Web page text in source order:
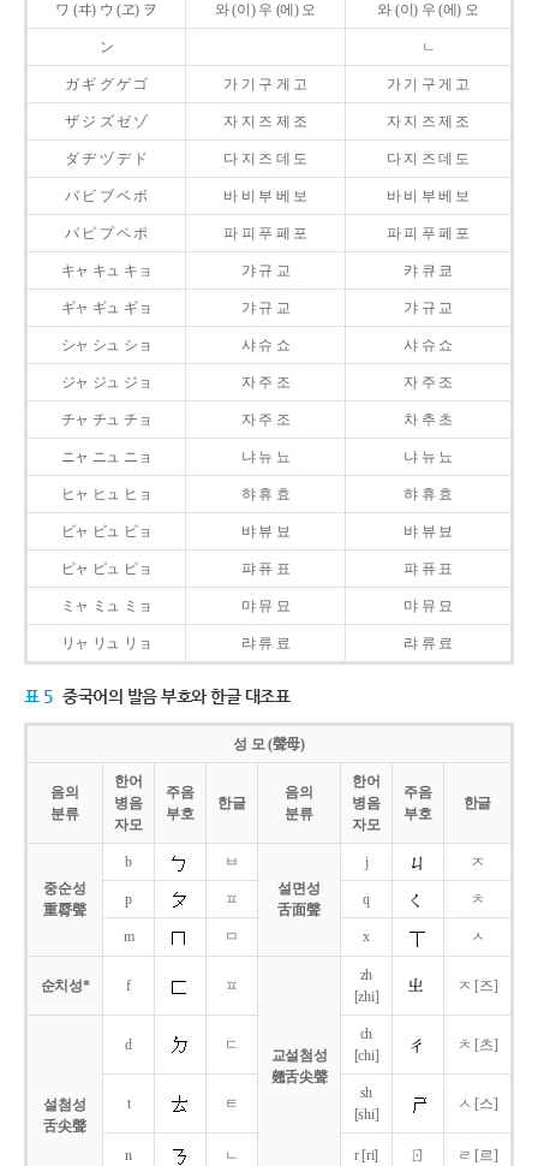
ワ (ヰ) ウ (ヱ) ヲ 와 (이) 우 (에) 오 와 (이) 우 (에) 오
ン ㄴ
ガ ギ グ ゲ ゴ 가 기 구 게 고 가 기 구 게 고
ザ ジ ズ ゼ ゾ 자 지 즈 제 조 자 지 즈 제 조
ダ ヂ ヅ デ ド 다 지 즈 데 도 다 지 즈 데 도
バ ビ ブ ベ ボ 바 비 부 베 보 바 비 부 베 보
パ ピ プ ペ ポ 파 피 푸 페 포 파 피 푸 페 포
キャ キュ キョ 갸 규 교 캬 큐 쿄
ギャ ギュ ギョ 갸 규 교 갸 규 교
シャ シュ ショ 샤 슈 쇼 샤 슈 쇼
ジャ ジュ ジョ 자 주 조 자 주 조
チャ チュ チョ 자 주 조 차 추 초
ニャ ニュ ニョ 냐 뉴 뇨 냐 뉴 뇨
ヒャ ヒュ ヒョ 햐 휴 효 햐 휴 효
ビャ ビュ ビョ 뱌 뷰 뵤 뱌 뷰 뵤
ピャ ピュ ピョ 퍄 퓨 표 퍄 퓨 표
ミャ ミュ ミョ 먀 뮤 묘 먀 뮤 묘
リャ リュ リョ 랴 류 료 랴 류 료
표 5 중국어의 발음 부호와 한글 대조표
성 모 (聲母)
음의
분류
한어
병음
자모
주음
부호
한글
음의
분류
한어
병음
자모
주음
부호
한글
중순성
重脣聲
b
ㅂ
설면성
舌面聲
j ㅈ
p ㅍ q ㅊ
m ㅁ x ㅅ
순치성* f ㅍ
교설첨성
翹舌尖聲
zh
[zhi]
ㅈ [즈]
설첨성
舌尖聲
d ㄷ
ch
[chi]
ㅊ [츠]
t ㅌ
sh
[shi]
ㅅ [스]
n ㄴ r [ri] ㄖ ㄹ [르]